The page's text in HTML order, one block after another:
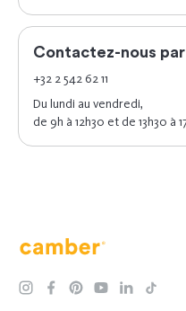
Contactez-nous
+32 2 542 62 11
Du lundi au vendredi,
de 9h à 12h30 et de 13h30 à
Camber
instagramfacebookpinterestyoutubelinkedintiktok